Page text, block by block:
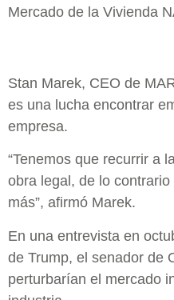
Mercado de la Vivienda
Stan Marek, CEO de
es una lucha encontrar
empresa.
“Tenemos que recurrir a
obra legal, de lo
más”, afirmó Marek.
En una entrevista en
de Trump, el senador de
perturbarían el mercado